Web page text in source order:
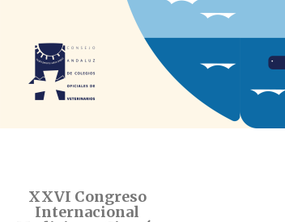
XXVI Congreso
Internacional